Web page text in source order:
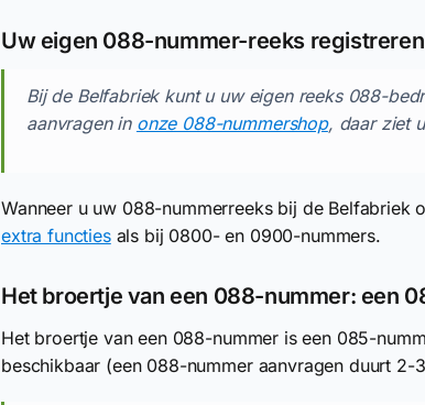
Uw eigen 088-nummer-reeks registreren
Bij de Belfabriek kunt u uw eigen reeks 088-
aanvragen in onze 088-nummershop, daar ziet
Wanneer u uw 088-nummerreeks bij de
extra functiesals bij 0800- en 0900-nummers.
Het broertje van een 088-nummer: een
Het broertje van een 088-nummer is een 085-
beschikbaar (een 088-nummer aanvragen duurt 2-